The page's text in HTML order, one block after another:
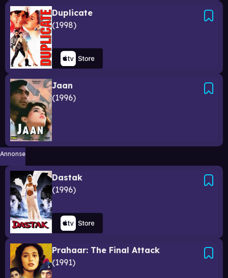
Duplicate
1998
Jaan
1996
Annonse
Dastak
1996
Prahaar: The Final Attack
1991